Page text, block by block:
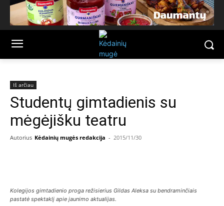
Iš arčiau
Studentų gimtadienis su
mėgėjišku teatru
Autorius Kėdainių mugės redakcija - 2015/11/30
Kolegijos gimtadienio proga režisierius Gildas Aleksa su bendraminčiais
pastatė spektaklį apie jaunimo aktualijas.